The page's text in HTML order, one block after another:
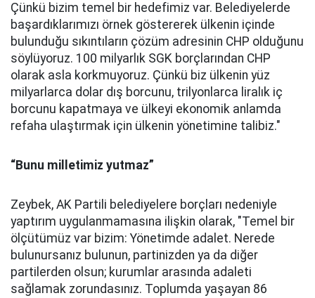
Çünkü bizim temel bir hedefimiz var. Belediyelerde
başardıklarımızı örnek göstererek ülkenin içinde
bulunduğu sıkıntıların çözüm adresinin CHP olduğunu
söylüyoruz. 100 milyarlık SGK borçlarından CHP
olarak asla korkmuyoruz. Çünkü biz ülkenin yüz
milyarlarca dolar dış borcunu, trilyonlarca liralık iç
borcunu kapatmaya ve ülkeyi ekonomik anlamda
refaha ulaştırmak için ülkenin yönetimine talibiz."
“Bunu milletimiz yutmaz”
Zeybek, AK Partili belediyelere borçları nedeniyle
yaptırım uygulanmamasına ilişkin olarak, "Temel bir
ölçütümüz var bizim: Yönetimde adalet. Nerede
bulunursanız bulunun, partinizden ya da diğer
partilerden olsun; kurumlar arasında adaleti
sağlamak zorundasınız. Toplumda yaşayan 86